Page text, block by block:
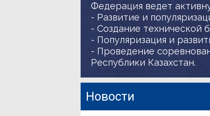
Федерация ведет
- Развитие и
- Создание технической
- Популяризация и
- Проведение
Республики Казахстан.
Новости